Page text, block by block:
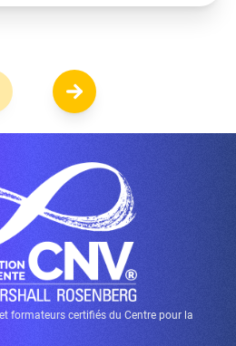
formateurs certifiés du Centre pour la